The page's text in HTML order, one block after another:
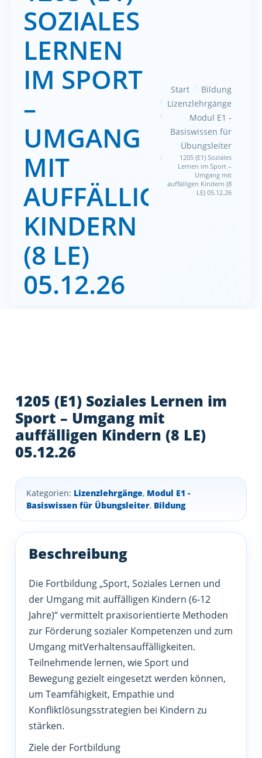
SOZIALES
LERNEN
IM SPORT
–
UMGANG
MIT
AUFFÄLLIGEN
KINDERN
(8 LE)
05.12.26
Sie befinden sich hier:
Start
Bildung
Lizenzlehrgänge
Modul E1 -
Basiswissen für
Übungsleiter
1205 (E1) Soziales
Lernen im Sport –
Umgang mit
auffälligen Kindern (8
LE) 05.12.26
1205 (E1) Soziales Lernen im
Sport – Umgang mit
auffälligen Kindern (8 LE)
05.12.26
Die Fortbildung „Sport, Soziales Lernen und
der Umgang mit auffälligen Kindern (6-12
Jahre)“ vermittelt praxisorientierte Methoden
zur Förderung sozialer Kompetenzen und zum
Umgang mitVerhaltensauffälligkeiten.
Teilnehmende lernen, wie Sport und
Bewegung gezielt eingesetzt werden können,
um Teamfähigkeit, Empathie und
Konfliktlösungsstrategien bei Kindern zu
stärken.
Ziele der Fortbildung
Kategorien: Lizenzlehrgänge, Modul E1 -
Basiswissen für Übungsleiter, Bildung